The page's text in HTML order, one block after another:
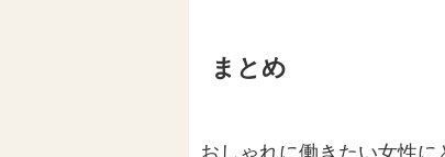
まとめ
おしゃれに働きたい女性